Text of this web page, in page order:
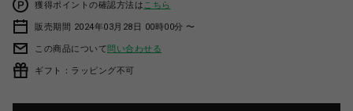
獲得ポイントの確認方法は こちら
販売期間 2024年03月28日 00時00分 〜
この商品について問い合わせる
ギフト：ラッピング不可